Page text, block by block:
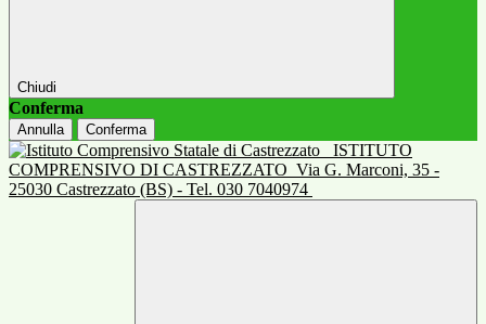
Chiudi
Conferma
Annulla Conferma
ISTITUTO
COMPRENSIVO DI CASTREZZATO Via G. Marconi, 35 -
25030 Castrezzato (BS) - Tel. 030 7040974